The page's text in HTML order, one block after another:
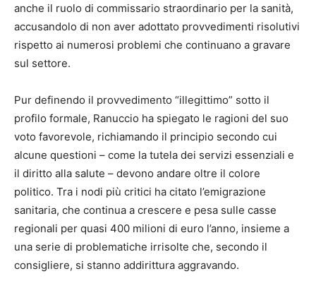
anche il ruolo di commissario straordinario per la sanità,
accusandolo di non aver adottato provvedimenti risolutivi
rispetto ai numerosi problemi che continuano a gravare
sul settore.
Pur definendo il provvedimento “illegittimo” sotto il
profilo formale, Ranuccio ha spiegato le ragioni del suo
voto favorevole, richiamando il principio secondo cui
alcune questioni – come la tutela dei servizi essenziali e
il diritto alla salute – devono andare oltre il colore
politico. Tra i nodi più critici ha citato l’emigrazione
sanitaria, che continua a crescere e pesa sulle casse
regionali per quasi 400 milioni di euro l’anno, insieme a
una serie di problematiche irrisolte che, secondo il
consigliere, si stanno addirittura aggravando.